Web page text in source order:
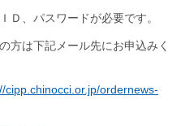
Ｄ、パスワードが必要です。
方は下記メール先にお申込みく
cipp.chinocci.or.jp/ordernews-